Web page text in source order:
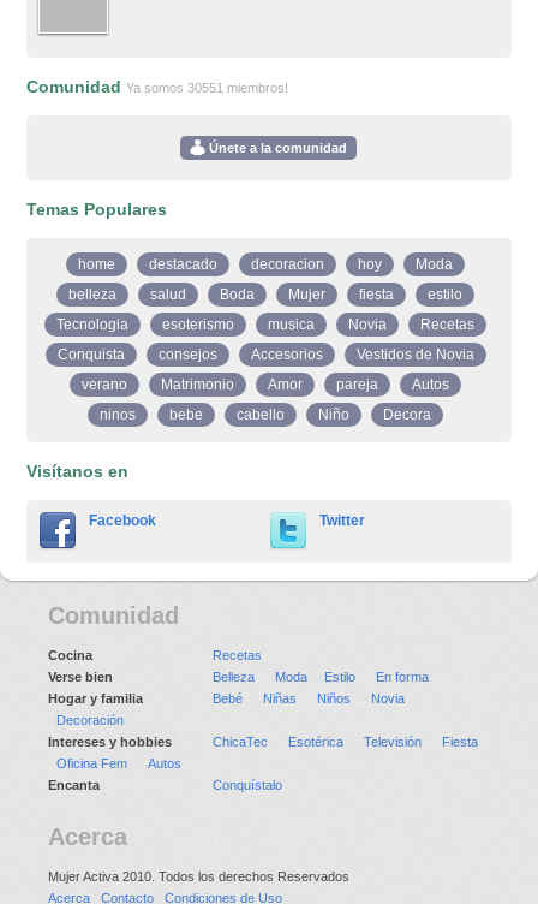
ComunidadYa somos 30551 miembros!
Únete a la comunidad
Temas Populares
home destacado decoracion hoy
Moda
belleza
salud Boda Mujer fiesta
estilo
Tecnologia
esoterismo musica Novia
Recetas
Conquista
consejos Accesorios
Vestidos de Novia
verano
Matrimonio Amor pareja
Autos
ninos
bebe cabello Niño Decora
Visítanos en
Facebook Twitter
Comunidad
Cocina
Recetas
Verse bien
Belleza Moda Estilo
En forma
Hogar y familia
Bebé Niñas Niños
Novia
Decoración
Intereses y hobbies
ChicaTec Esotérica Televisión
Fiesta
Oficina Fem
Autos
Encanta
Conquístalo
Acerca
Mujer Activa 2010. Todos los derechos Reservados
Acerca
Contacto Condiciones de Uso